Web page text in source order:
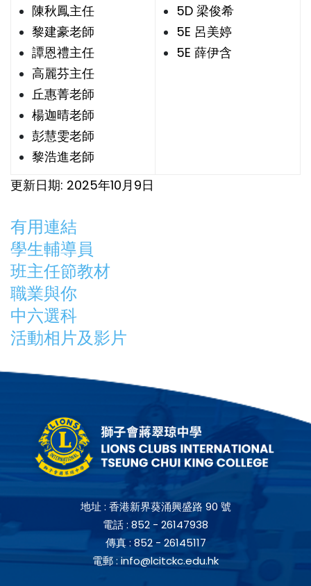
陳秋鳳主任
黎建豪老師
譚恩禮主任
高麗芬主任
丘惠菁老師
楊迦晴老師
彭慧雯老師
黎浩進老師
5D 梁俊希
5E 呂美婷
5E 薛伊含
更新日期: 2025年10月9日
有用連結
學生輔導員
班主任節教材
職業與你
中六選科
活動相片及影片
地址 : 香港新界葵涌興盛路 90 號
電話 : 852 - 26147938
傳真 :852 - 26145117
電郵 : info@lcitckc.edu.hk